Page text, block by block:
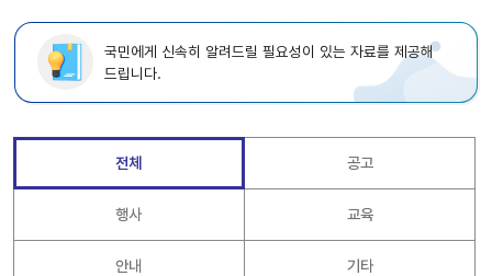
국민에게 신속히 알려드릴 필요성이 있는 자료를 제공해
드립니다.
전체 공고
행사 교육
안내 기타